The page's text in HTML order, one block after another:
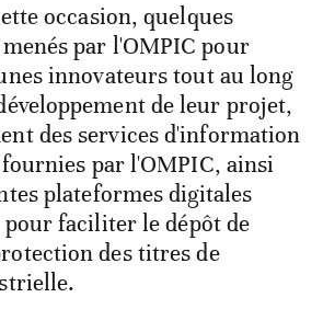
occasion, quelques
par l'OMPIC pour
innovateurs tout au long
de leur projet,
des services d'information
par l'OMPIC, ainsi
plateformes digitales
pour faciliter le dépôt de
des titres de